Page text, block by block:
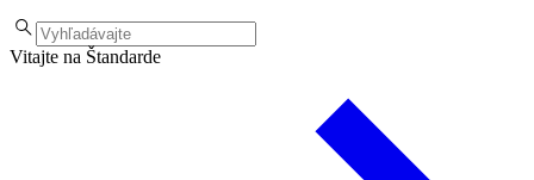
Vitajte na Štandarde